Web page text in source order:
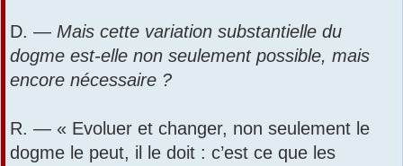
D. — Mais cette variation substantielle du
dogme est-elle non seulement possible, mais
encore nécessaire ?
R. — « Evoluer et changer, non seulement le
dogme le peut, il le doit : c’est ce que les